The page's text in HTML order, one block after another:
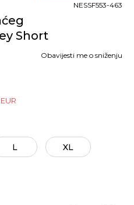
Short
NESSF553-463
EUR
Obavijesti me o sniženju
L XL